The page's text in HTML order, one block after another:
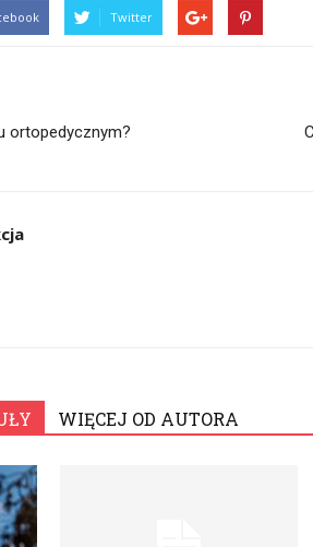
Twitter
ortopedycznym?
WIĘCEJ OD AUTORA